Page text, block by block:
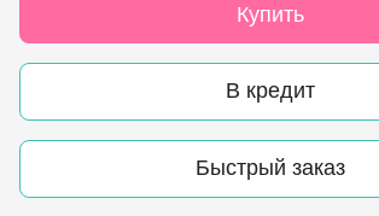
Купить
В кредит
Быстрый заказ